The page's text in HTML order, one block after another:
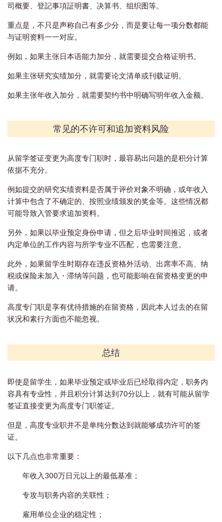
司概要、登記事項証明書、决算书、组织图等。
重点是，不只是声称自己有多少分，而是要让每一项分数都能
与证明资料一一对应。
例如，如果主张日本语能力加分，就需要提交合格证明书。
如果主张研究实绩加分，就需要论文清单或刊载证明。
如果主张年收入加分，就需要契约书中明确写明年收入金额。
常见的不许可和追加资料风险
从留学签证变更为高度专门职时，最容易出问题的是积分计算
依据不充分。
例如提交的研究实绩资料是否属于评价对象不明确，或年收入
计算中包含了不确定的、按照业绩颁发的奖金等。这些情况都
可能导致入管要求追加资料。
另外，如果以毕业预定身份申请，但之后毕业时间推迟，或者
内定单位的工作内容与所学专业不匹配，也需要注意。
此外，如果留学生时期存在违反资格外活动、出席率不高、纳
税或保险未加入・滞纳等问题，也可能影响在留资格变更的申
请。
高度专门职是享有优待措施的在留资格，因此本人过去的在留
状况和素行方面也不能忽视。
总结
即使是留学生，如果毕业预定或毕业后已经取得内定，职务内
容具有专业性，并且积分计算达到70分以上，就有可能从留学
签证直接变更为高度专门职签证。
但是，高度专业职并不是单纯分数达到就能够成功许可的签
证。
以下几点也非常重要：
年收入300万日元以上的最低基准；
专攻与职务内容的关联性；
雇用单位企业的稳定性；